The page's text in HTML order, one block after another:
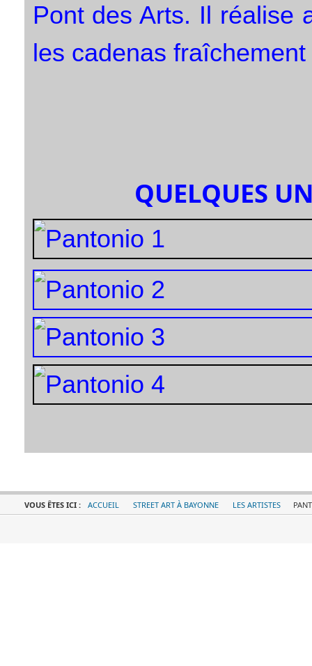
Pont des Arts. Il réalise
les cadenas
QUELQUES
VOUS ÊTES ICI : ACCUEIL STREET ART À BAYONNE LES ARTISTES